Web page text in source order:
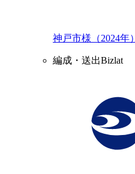
神戸市様（2024年）
編成・送出Bizlat